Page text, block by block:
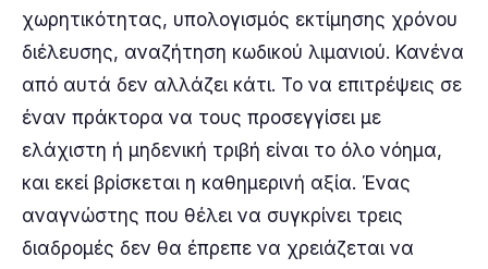
χωρητικότητας, υπολογισμός εκτίμησης χρόνου
διέλευσης, αναζήτηση κωδικού λιμανιού. Κανένα
από αυτά δεν αλλάζει κάτι. Το να επιτρέψεις σε
έναν πράκτορα να τους προσεγγίσει με
ελάχιστη ή μηδενική τριβή είναι το όλο νόημα,
και εκεί βρίσκεται η καθημερινή αξία. Ένας
αναγνώστης που θέλει να συγκρίνει τρεις
διαδρομές δεν θα έπρεπε να χρειάζεται να